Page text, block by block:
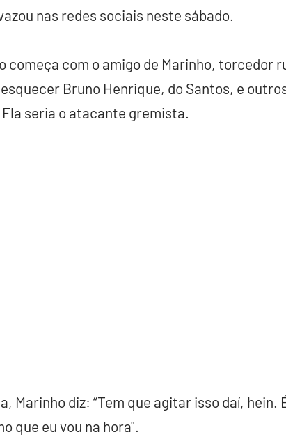
nas redes sociais neste sábado.
começa com o amigo de Marinho, torcedor
Bruno Henrique, do Santos, e
Fla seria o atacante gremista.
Marinho diz: “Tem que agitar isso daí, hein.
que eu vou na hora".